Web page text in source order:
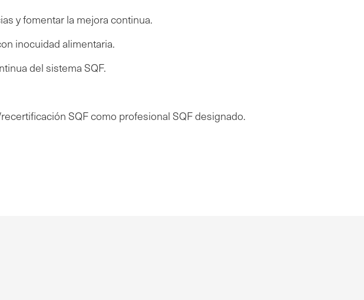
y fomentar la mejora continua.
inocuidad alimentaria.
del sistema SQF.
SQF como profesional SQF designado.